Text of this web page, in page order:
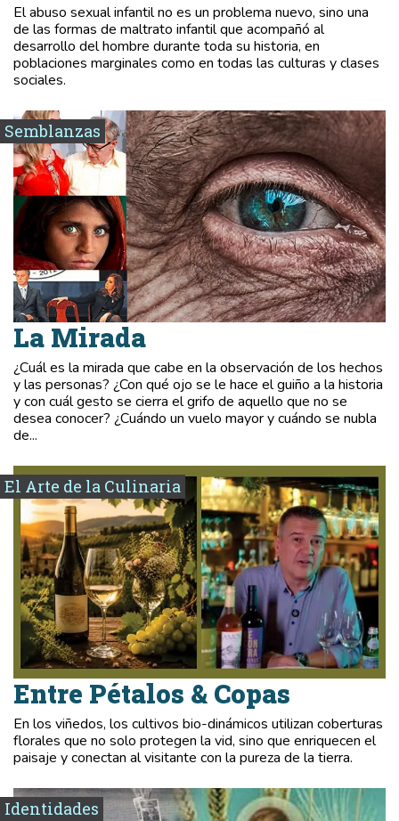
El abuso sexual infantil no es un problema nuevo, sino una
de las formas de maltrato infantil que acompañó al
desarrollo del hombre durante toda su historia, en
poblaciones marginales como en todas las culturas y clases
sociales.
Semblanzas
La Mirada
¿Cuál es la mirada que cabe en la observación de los hechos
y las personas? ¿Con qué ojo se le hace el guiño a la historia
y con cuál gesto se cierra el grifo de aquello que no se
desea conocer? ¿Cuándo un vuelo mayor y cuándo se nubla
de...
El Arte de la Culinaria
Entre Pétalos & Copas
En los viñedos, los cultivos bio-dinámicos utilizan coberturas
florales que no solo protegen la vid, sino que enriquecen el
paisaje y conectan al visitante con la pureza de la tierra.
Identidades